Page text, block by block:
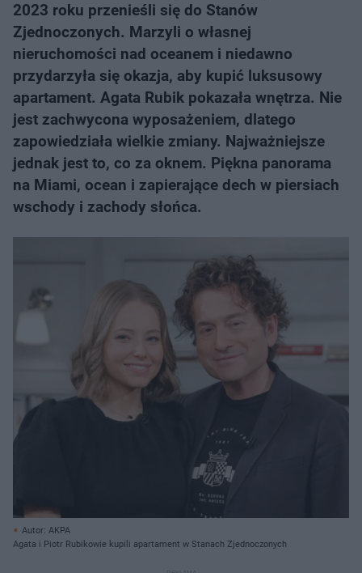
2023 roku przenieśli się do Stanów
Zjednoczonych. Marzyli o własnej
nieruchomości nad oceanem i niedawno
przydarzyła się okazja, aby kupić luksusowy
apartament. Agata Rubik pokazała wnętrza. Nie
jest zachwycona wyposażeniem, dlatego
zapowiedziała wielkie zmiany. Najważniejsze
jednak jest to, co za oknem. Piękna panorama
na Miami, ocean i zapierające dech w piersiach
wschody i zachody słońca.
Autor: AKPA
Agata i Piotr Rubikowie kupili apartament w Stanach Zjednoczonych